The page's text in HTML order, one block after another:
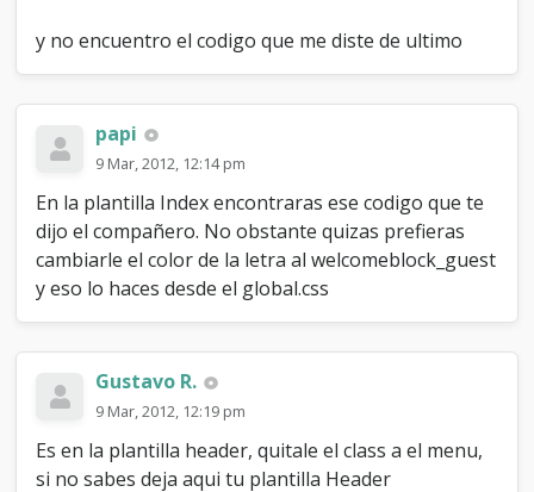
y no encuentro el codigo que me diste de ultimo
papi
9 Mar, 2012, 12:14 pm
En la plantilla Index encontraras ese codigo que te
dijo el compañero. No obstante quizas prefieras
cambiarle el color de la letra al welcomeblock_guest
y eso lo haces desde el global.css
Gustavo R.
9 Mar, 2012, 12:19 pm
Es en la plantilla header, quitale el class a el menu,
si no sabes deja aqui tu plantilla Header